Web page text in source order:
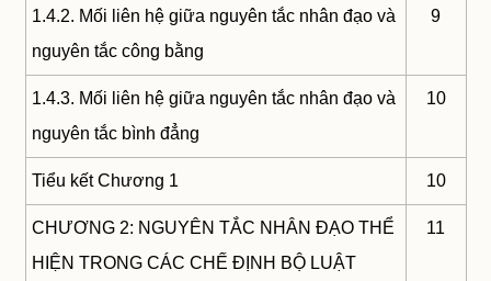
1.4.2. Mối liên hệ giữa nguyên tắc nhân đạo và
nguyên tắc công bằng
9
1.4.3. Mối liên hệ giữa nguyên tắc nhân đạo và
nguyên tắc bình đẳng
10
Tiểu kết Chương 1 10
CHƯƠNG 2: NGUYÊN TẮC NHÂN ĐẠO THỂ
HIỆN TRONG CÁC CHẾ ĐỊNH BỘ LUẬT
11